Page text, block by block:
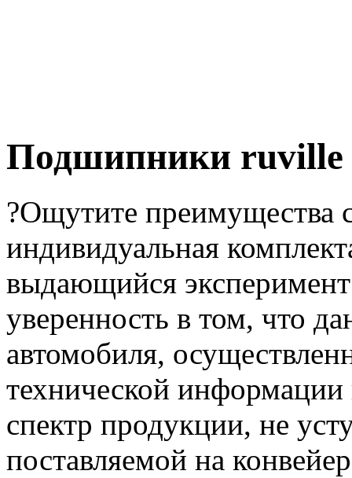
Подшипники ruville
?Ощутите преимущества
индивидуальная
выдающийся
уверенность в том, что
автомобиля,
технической
спектр продукции, не
поставляемой на